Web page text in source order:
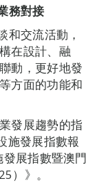
務對接
和交流活動，
在設計、融
動，更好地發
方面的功能和
發展趨勢的指
施發展指數報
展指數暨澳門
）》。